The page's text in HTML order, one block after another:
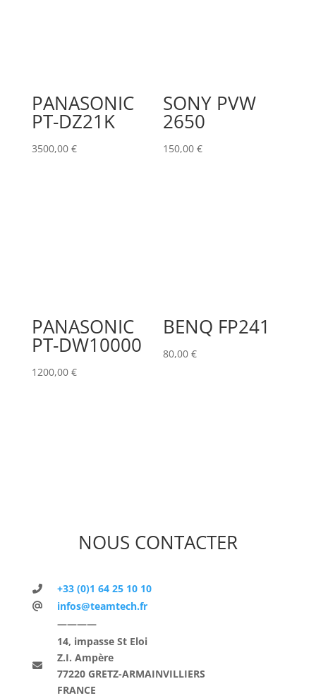
PANASONIC
PT-DZ21K
3500,00 €
SONY PVW
2650
150,00€
PANASONIC
PT-DW10000
1200,00 €
BENQ FP241
80,00€
NOUS CONTACTER
+33 (0)1 64 25 10 10
infos@teamtech.fr
————
14, impasse St Eloi
Z.I. Ampère
77220 GRETZ-ARMAINVILLIERS
FRANCE